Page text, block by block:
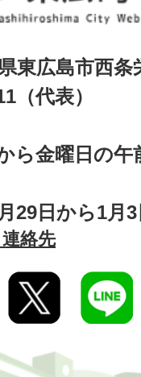
東広島市西
（代表）
ら金曜日の午
29日から1月
絡先